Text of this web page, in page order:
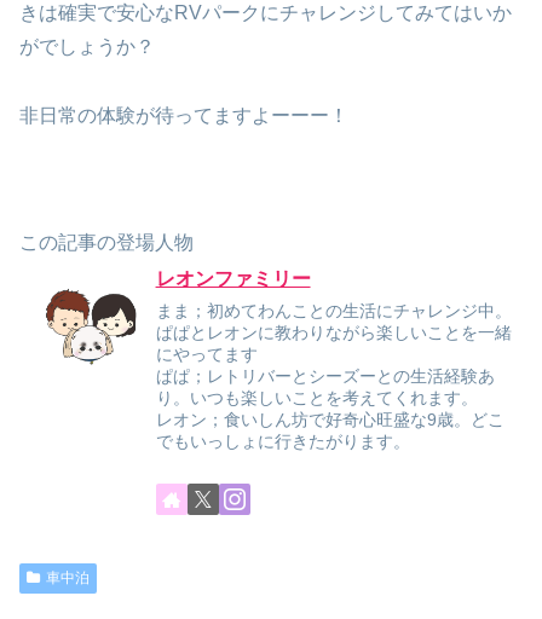
きは確実で安心なRVパークにチャレンジしてみてはいか
がでしょうか？
非日常の体験が待ってますよーーー！
この記事の登場人物
レオンファミリー
まま；初めてわんことの生活にチャレンジ中。
ぱぱとレオンに教わりながら楽しいことを一緒
にやってます
ぱぱ；レトリバーとシーズーとの生活経験あ
り。いつも楽しいことを考えてくれます。
レオン；食いしん坊で好奇心旺盛な9歳。どこ
でもいっしょに行きたがります。
車中泊